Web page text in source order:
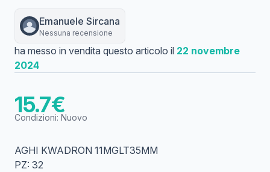
Emanuele Sircana
Nessuna recensione
ha messo in vendita questo articolo il 22 novembre
2024
15.7€
Condizioni: Nuovo
AGHI KWADRON 11MGLT35MM
PZ: 32